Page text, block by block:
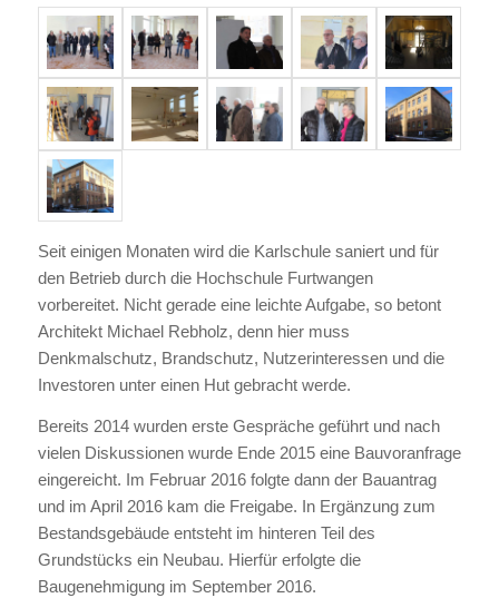
Seit einigen Monaten wird die Karlschule saniert und für
den Betrieb durch die Hochschule Furtwangen
vorbereitet. Nicht gerade eine leichte Aufgabe, so betont
Architekt Michael Rebholz, denn hier muss
Denkmalschutz, Brandschutz, Nutzerinteressen und die
Investoren unter einen Hut gebracht werde.
Bereits 2014 wurden erste Gespräche geführt und nach
vielen Diskussionen wurde Ende 2015 eine Bauvoranfrage
eingereicht. Im Februar 2016 folgte dann der Bauantrag
und im April 2016 kam die Freigabe. In Ergänzung zum
Bestandsgebäude entsteht im hinteren Teil des
Grundstücks ein Neubau. Hierfür erfolgte die
Baugenehmigung im September 2016.